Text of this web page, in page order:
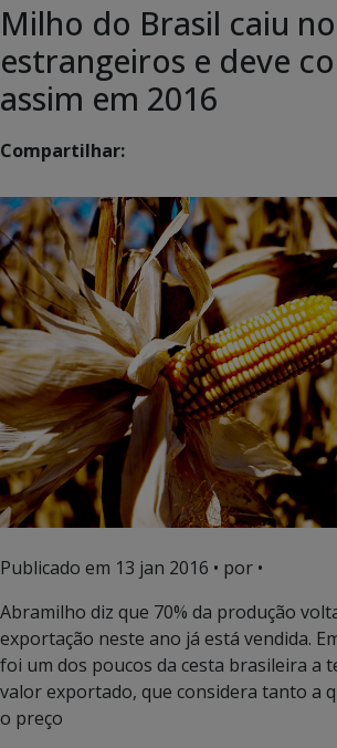
Milho do Brasil caiu
estrangeiros e deve
assim em 2016
Compartilhar:
Publicado em 13 jan 2016 • por •
Abramilho diz que 70% da produção
exportação neste ano já está vendida.
foi um dos poucos da cesta brasileira a
valor exportado, que considera tanto a
o preço